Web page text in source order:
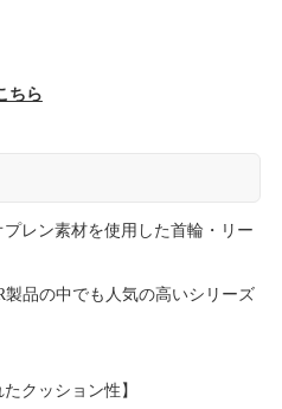
ちら
レン素材を使用した首輪・リー
品の中でも人気の高いシリーズ
クッション性】